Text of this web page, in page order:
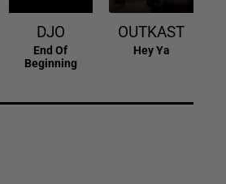
DJO
End Of
Beginning
OUTKAST
Hey Ya